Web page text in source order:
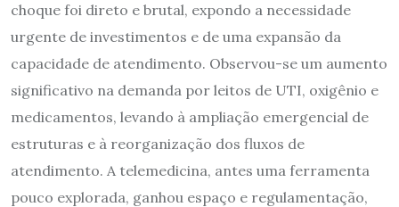
choque foi direto e brutal, expondo a necessidade
urgente de investimentos e de uma expansão da
capacidade de atendimento. Observou-se um aumento
significativo na demanda por leitos de UTI, oxigênio e
medicamentos, levando à ampliação emergencial de
estruturas e à reorganização dos fluxos de
atendimento. A telemedicina, antes uma ferramenta
pouco explorada, ganhou espaço e regulamentação,